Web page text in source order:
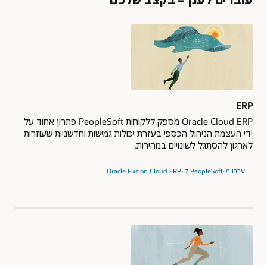
ERP
Oracle Cloud ERP מספק ללקוחות PeopleSoft פתרון אחוד על
ידי העצמת הניהול הכספי בעזרת יכולות גמישות וחדשניות שעוזרות
לארגון להסתגל לשינויים במהירות.
עברו מ-PeopleSoft ל-Oracle Fusion Cloud ERP